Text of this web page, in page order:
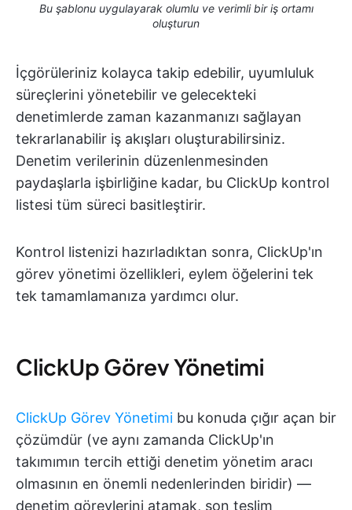
Bu şablonu uygulayarak olumlu ve verimli bir iş ortamı
oluşturun
İçgörüleriniz kolayca takip edebilir, uyumluluk
süreçlerini yönetebilir ve gelecekteki
denetimlerde zaman kazanmanızı sağlayan
tekrarlanabilir iş akışları oluşturabilirsiniz.
Denetim verilerinin düzenlenmesinden
paydaşlarla işbirliğine kadar, bu ClickUp kontrol
listesi tüm süreci basitleştirir.
Kontrol listenizi hazırladıktan sonra, ClickUp'ın
görev yönetimi özellikleri, eylem öğelerini tek
tek tamamlamanıza yardımcı olur.
ClickUp Görev Yönetimi
ClickUp Görev Yönetimi bu konuda çığır açan bir
çözümdür (ve aynı zamanda ClickUp'ın
takımımın tercih ettiği denetim yönetim aracı
olmasının en önemli nedenlerinden biridir) —
denetim görevlerini atamak, son teslim